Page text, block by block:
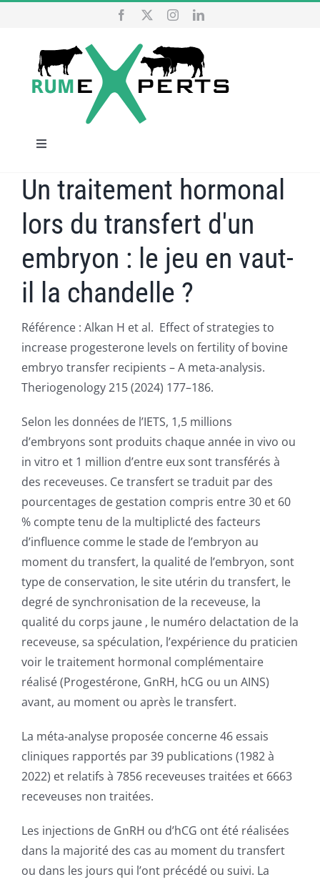
content
Toggle
HOME
OUR SERVICES
WHO ARE WE
NEWS
CONTACT
Un traitement hormonal
lors du transfert d'un
embryon : le jeu en vaut-
il la chandelle ?
Référence : Alkan H et al. Effect of strategies to
increase progesterone levels on fertility of bovine
embryo transfer recipients – A meta-analysis.
Theriogenology 215 (2024) 177–186.
Selon les données de l’IETS, 1,5 millions
d’embryons sont produits chaque année in vivo ou
in vitro et 1 million d’entre eux sont transférés à
des receveuses. Ce transfert se traduit par des
pourcentages de gestation compris entre 30 et 60
% compte tenu de la multiplicté des facteurs
d’influence comme le stade de l’embryon au
moment du transfert, la qualité de l’embryon, sont
type de conservation, le site utérin du transfert, le
degré de synchronisation de la receveuse, la
qualité du corps jaune , le numéro delactation de la
receveuse, sa spéculation, l’expérience du praticien
voir le traitement hormonal complémentaire
réalisé (Progestérone, GnRH, hCG ou un AINS)
avant, au moment ou après le transfert.
La méta-analyse proposée concerne 46 essais
cliniques rapportés par 39 publications (1982 à
2022) et relatifs à 7856 receveuses traitées et 6663
receveuses non traitées.
Les injections de GnRH ou d’hCG ont été réalisées
dans la majorité des cas au moment du transfert
ou dans les jours qui l’ont précédé ou suivi. La